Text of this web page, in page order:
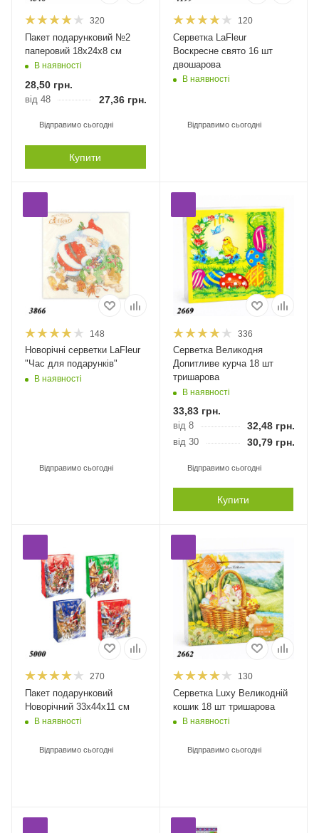
320
Пакет подарунковий №2
паперовий 18х24х8 см
В наявності
28,50 грн.
від 48 27,36 грн.
Відправимо сьогодні
Купити
120
Серветка LaFleur
Воскресне свято 16 шт
двошарова
В наявності
Відправимо сьогодні
148
Новорічні серветки LaFleur
"Час для подарунків"
В наявності
Відправимо сьогодні
336
Серветка Великодня
Допитливе курча 18 шт
тришарова
В наявності
33,83грн.
від 8 32,48грн.
від 30 30,79грн.
Відправимо сьогодні
Купити
270
Пакет подарунковий
Новорічний 33х44х11 см
В наявності
Відправимо сьогодні
130
Серветка Luxy Великодній
кошик 18 шт тришарова
В наявності
Відправимо сьогодні